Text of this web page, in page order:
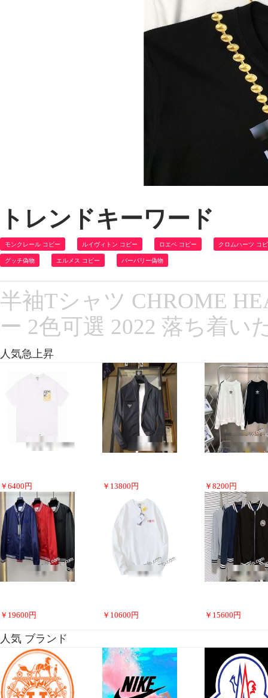
トレンドキーワード
モンクレール コピー ルイヴィトン コピー ロエベ コピー クロムハーツ コ
グッチ偽物 エルメス コピー バーバリー偽物
半袖Tシャツ CHROME
ー 2色可選 2022 落ち着い
人気急上昇
￥ 6400 円 ￥ 13800 円 ￥ 8200 円
￥ 19600 円 ￥ 10600 円 ￥ 15600 円
人気 ブランド